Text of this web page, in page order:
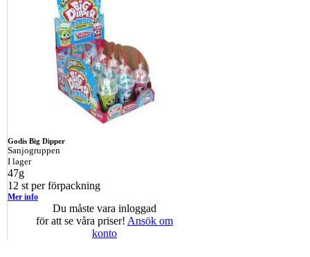
Godis Big Dipper
Sanjogruppen
I lager
47g
12 st per förpackning
Mer info
Du måste vara inloggad
för att se våra priser! Ansök om
konto